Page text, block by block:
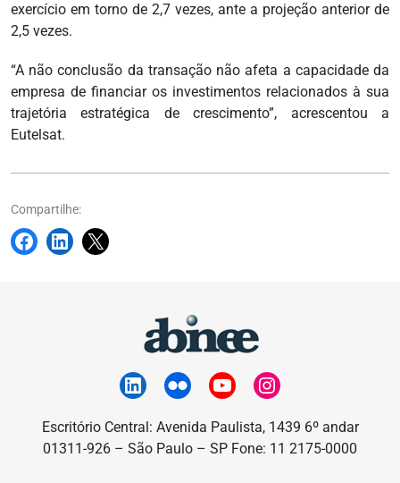
exercício em torno de 2,7 vezes, ante a projeção anterior de
2,5 vezes.
“A não conclusão da transação não afeta a capacidade da
empresa de financiar os investimentos relacionados à sua
trajetória estratégica de crescimento”, acrescentou a
Eutelsat.
Compartilhe:
Escritório Central: Avenida Paulista, 1439 6º andar
01311-926 – São Paulo – SP Fone: 11 2175-0000